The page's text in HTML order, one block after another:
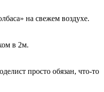
на свежем воздухе.
в 2м.
просто обязан, что-то